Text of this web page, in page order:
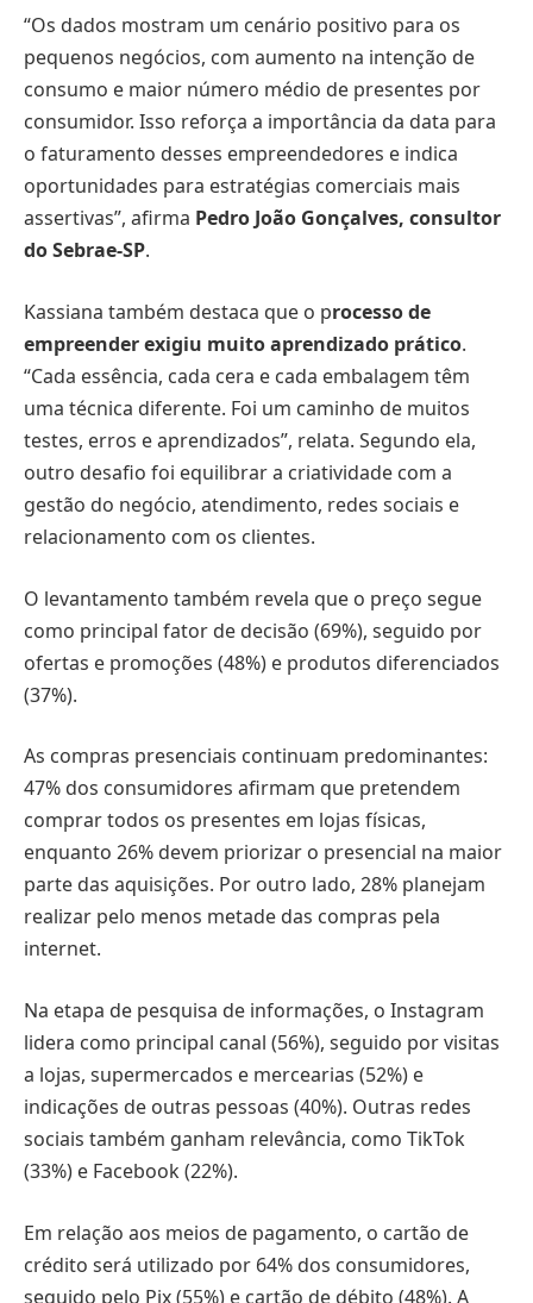
“Os dados mostram um cenário positivo para os
pequenos negócios, com aumento na intenção de
consumo e maior número médio de presentes por
consumidor. Isso reforça a importância da data para
o faturamento desses empreendedores e indica
oportunidades para estratégias comerciais mais
assertivas”, afirma Pedro João Gonçalves, consultor
do Sebrae-SP.
Kassiana também destaca que o processo de
empreender exigiu muito aprendizado prático.
“Cada essência, cada cera e cada embalagem têm
uma técnica diferente. Foi um caminho de muitos
testes, erros e aprendizados”, relata. Segundo ela,
outro desafio foi equilibrar a criatividade com a
gestão do negócio, atendimento, redes sociais e
relacionamento com os clientes.
O levantamento também revela que o preço segue
como principal fator de decisão (69%), seguido por
ofertas e promoções (48%) e produtos diferenciados
(37%).
As compras presenciais continuam predominantes:
47% dos consumidores afirmam que pretendem
comprar todos os presentes em lojas físicas,
enquanto 26% devem priorizar o presencial na maior
parte das aquisições. Por outro lado, 28% planejam
realizar pelo menos metade das compras pela
internet.
Na etapa de pesquisa de informações, o Instagram
lidera como principal canal (56%), seguido por visitas
a lojas, supermercados e mercearias (52%) e
indicações de outras pessoas (40%). Outras redes
sociais também ganham relevância, como TikTok
(33%) e Facebook (22%).
Em relação aos meios de pagamento, o cartão de
crédito será utilizado por 64% dos consumidores,
seguido pelo Pix (55%) e cartão de débito (48%). A